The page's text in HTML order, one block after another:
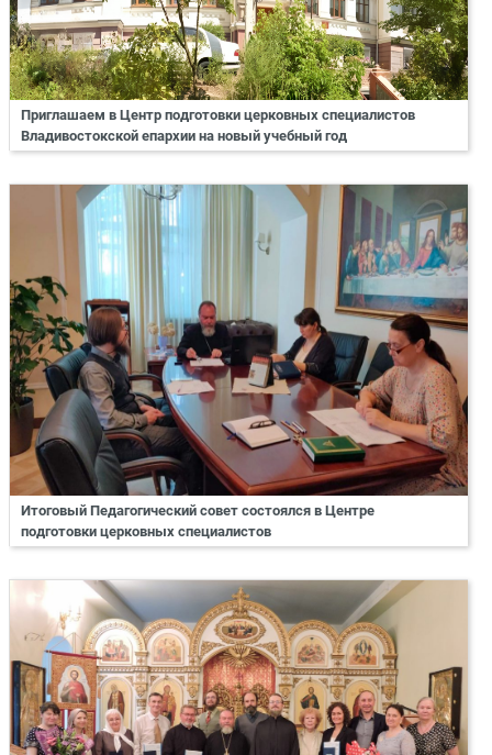
Приглашаем в Центр подготовки церковных специалистов
Владивостокской епархии на новый учебный год
Итоговый Педагогический совет состоялся в Центре
подготовки церковных специалистов